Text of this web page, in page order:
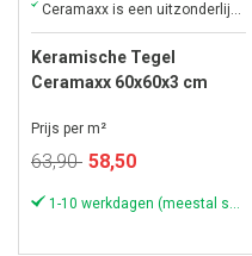
Ceramaxx is een uitzonderlijke keramische tegel van hoge kwaliteit
Keramische Tegel
Ceramaxx 60x60x3 cm
Prijs per m²
63,90 Speciale
58,50